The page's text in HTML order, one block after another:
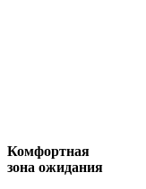
Комфортная
зона ожидания